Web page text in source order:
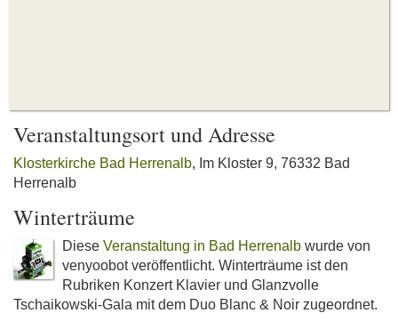
Veranstaltungsort und Adresse
Klosterkirche Bad Herrenalb, Im Kloster 9, 76332 Bad
Herrenalb
Winterträume
Diese Veranstaltung in Bad Herrenalb wurde von
venyoobot veröffentlicht. Winterträume ist den
Rubriken Konzert Klavier und Glanzvolle
Tschaikowski-Gala mit dem Duo Blanc & Noir zugeordnet.